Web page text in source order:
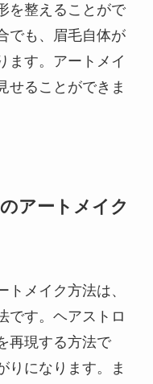
を整えることがで
でも、眉毛自体が
ます。アートメイ
せることができま
アートメイク
メイク方法は、
です。ヘアストロ
再現する方法で
りになります。ま